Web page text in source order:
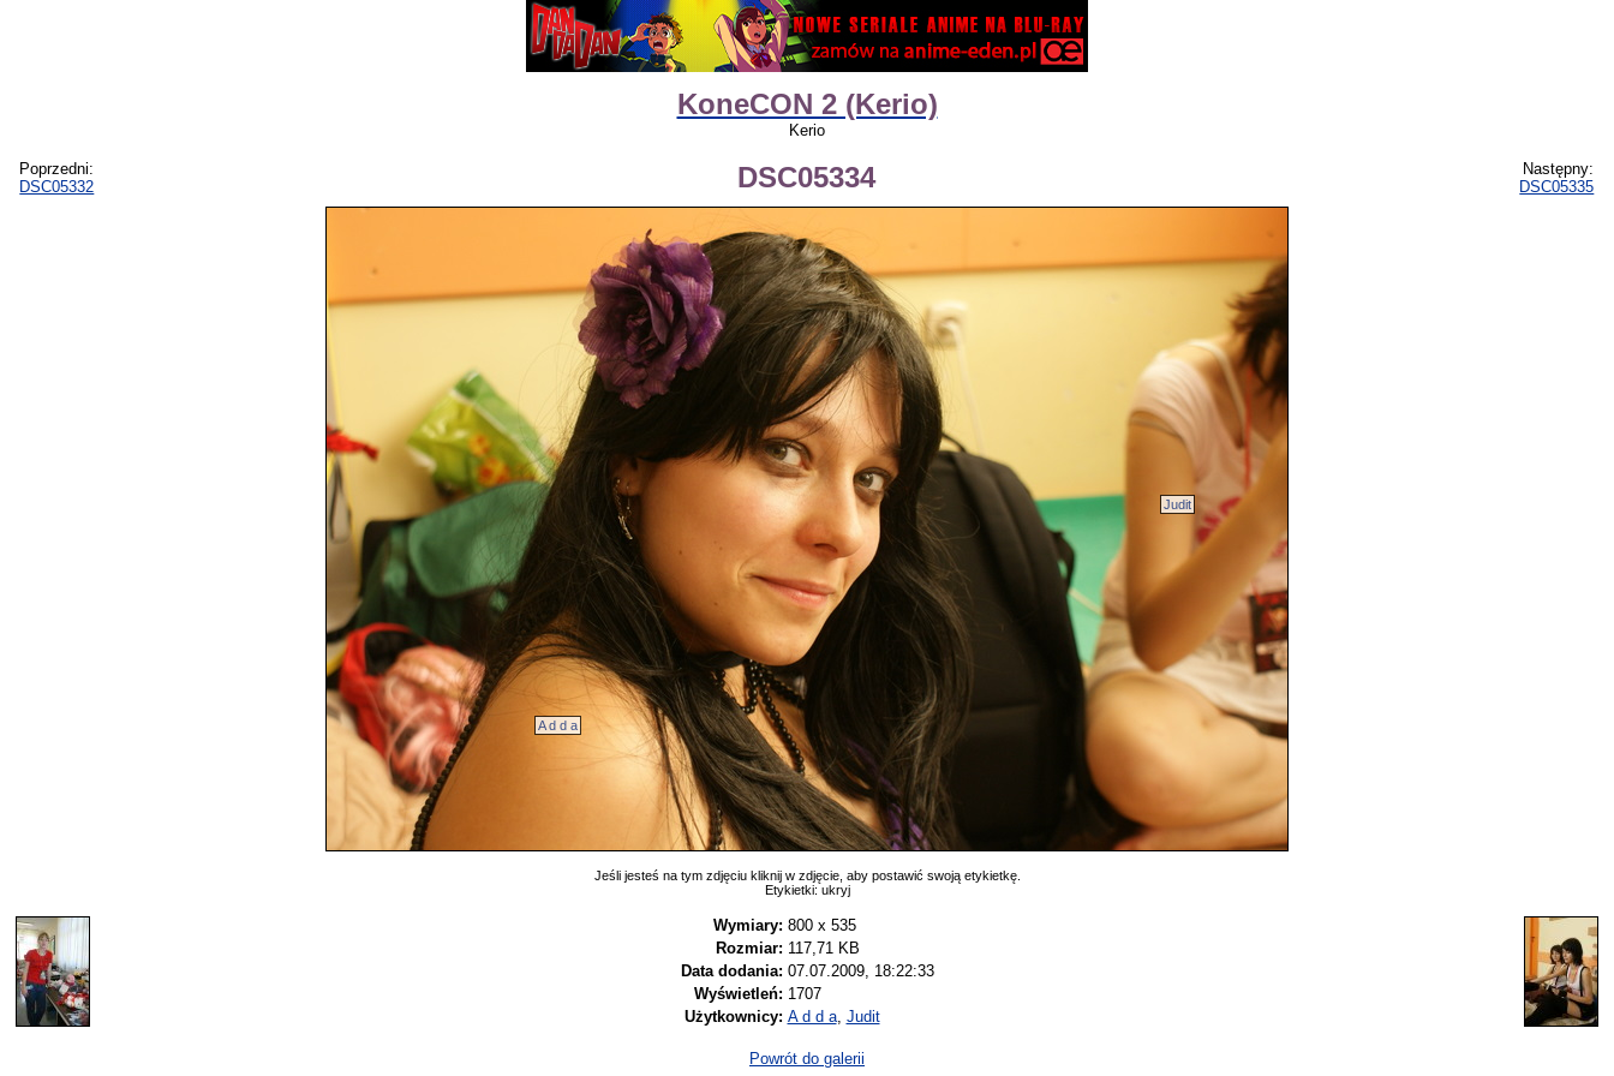
KoneCON 2 (Kerio)
Kerio
Poprzedni:
DSC05332
DSC05334
Następny:
DSC05335
A d d a
Judit
Jeśli jesteś na tym zdjęciu kliknij w zdjęcie, aby postawić swoją etykietkę.
Etykietki: ukryj
Wymiary: 800 x 535
Rozmiar: 117,71 KB
Data dodania: 07.07.2009, 18:22:33
Wyświetleń: 1707
Użytkownicy: A d d a, Judit
Powrót do galerii